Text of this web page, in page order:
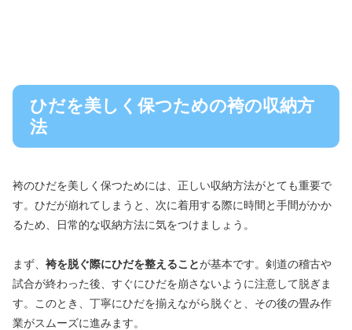
ひだを美しく保つための袴の収納方
法
袴のひだを美しく保つためには、正しい収納方法がとても重要で
す。ひだが崩れてしまうと、次に着用する際に時間と手間がかか
るため、日常的な収納方法に気をつけましょう。
まず、 袴を脱ぐ際にひだを整えることが基本です。剣道の稽古や
試合が終わった後、すぐにひだを崩さないように注意して脱ぎま
す。このとき、丁寧にひだを揃えながら脱ぐと、その後の畳み作
業がスムーズに進みます。